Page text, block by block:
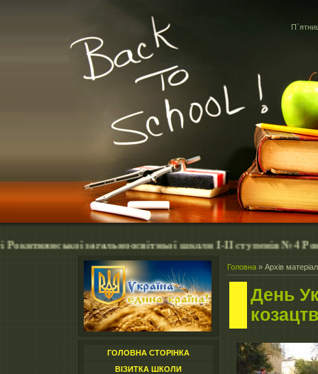
загальноосвітньої школи І-ІІ ступенів №4
ГОЛОВНА СТОРІНКА
ВІЗИТКА ШКОЛИ
Головна » Архів
День